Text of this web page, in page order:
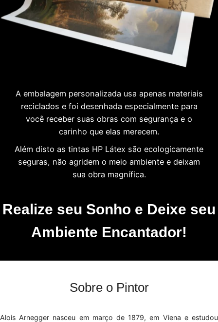
A embalagem personalizada usa apenas materiais
reciclados e foi desenhada especialmente para
você receber suas obras com segurança e o
carinho que elas merecem.
Além disto as tintas HP Látex são ecologicamente
seguras, não agridem o meio ambiente e deixam
sua obra magnífica.
Realize seu Sonho e Deixe seu
Ambiente Encantador!
Sobre o Pintor
Alois Arnegger nasceu em março de 1879, em Viena e estudou